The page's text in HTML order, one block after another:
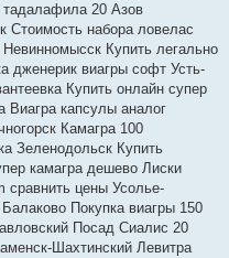
тадалафила 20 Азов
Стоимость набора ловелас
Купить легально
дженерик виагры софт Усть-
Купить онлайн супер
Виагра капсулы аналог
Камагра 100
Зеленодольск Купить
камагра дешево Лиски
сравнить цены Усолье-
Покупка виагры 150
Посад Сиалис 20
Шахтинский Левитра